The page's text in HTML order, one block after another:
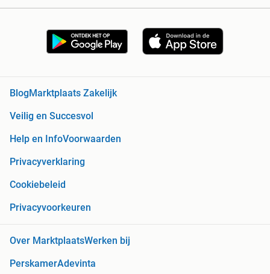
Blog Marktplaats Zakelijk
Veilig en Succesvol
Help en InfoVoorwaarden
Privacyverklaring
Cookiebeleid
Privacyvoorkeuren
Over MarktplaatsWerken bij
PerskamerAdevinta